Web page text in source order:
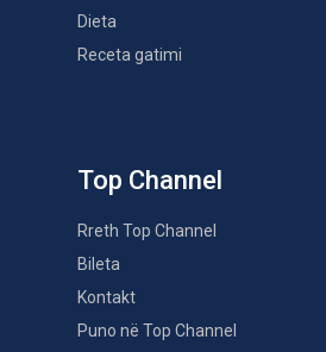
Dieta
Receta gatimi
Top Channel
Rreth Top Channel
Bileta
Kontakt
Puno në Top Channel